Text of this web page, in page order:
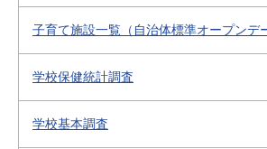
子育て施設一覧（自治体標準オープンデ
学校保健統計調査
学校基本調査